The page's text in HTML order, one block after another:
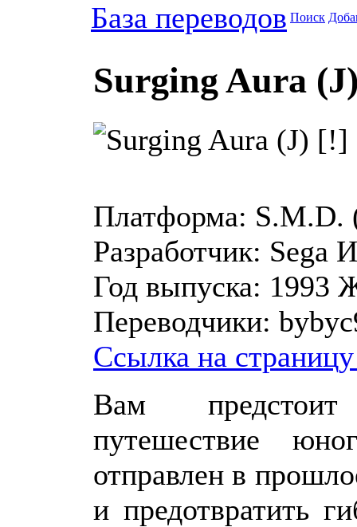
База переводов Поиск
Surging Aura
Платформа: S.M.D.
Разработчик: Sega
Год выпуска: 1993
Переводчики:
Ссылка на
Вам предстоит
путешествие
отправлен в
и предотвратить